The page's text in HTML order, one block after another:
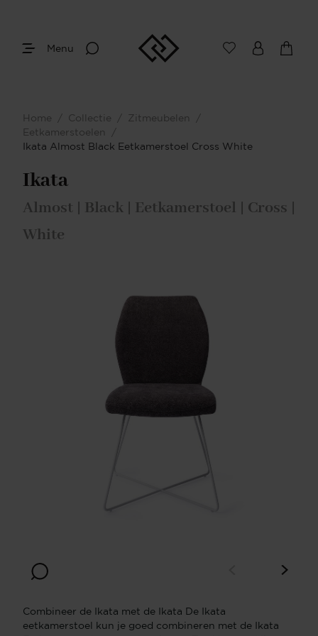
Menu
Home / Collectie / Zitmeubelen
/
Eetkamerstoelen
/
Ikata Almost Black Eetkamerstoel Cross White
Ikata
Almost | Black | Eetkamerstoel | Cross |
White
Combineer de Ikata met de Ikata De Ikata
eetkamerstoel kun je goed combineren met de Ikata